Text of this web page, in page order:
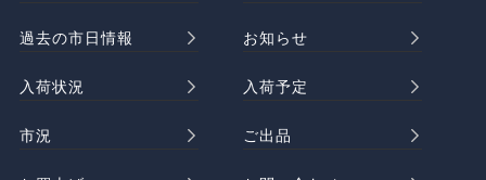
過去の市日情報 お知らせ
入荷状況 入荷予定
市況 ご出品